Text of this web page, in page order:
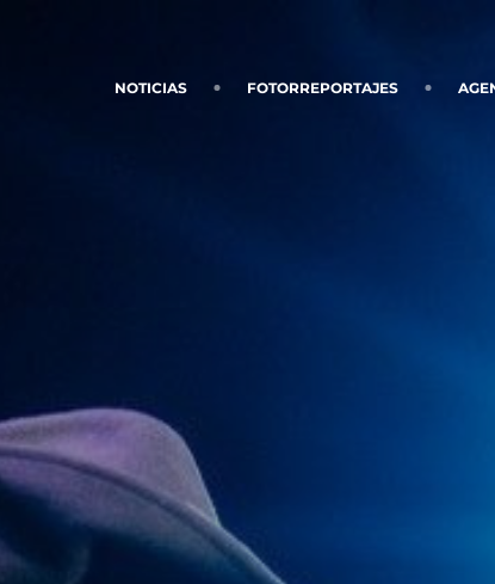
NOTICIAS FOTORREPORTAJES